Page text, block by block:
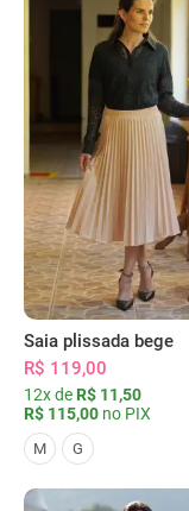
Saia plissada bege
R$ 119,00
12x de R$ 11,50
R$ 115,00 no PIX
M G